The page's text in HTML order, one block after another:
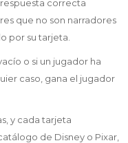
correcta
que no son narradores
por su tarjeta.
o si un jugador ha
caso, gana el jugador
y cada tarjeta
de Disney o Pixar,